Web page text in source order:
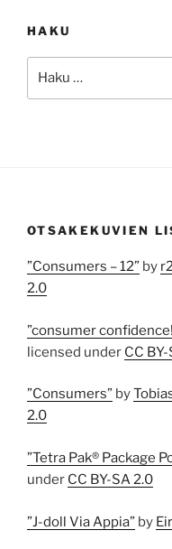
HAKU
OTSAKEKUVIEN
”Consumers – 12” by
2.0
”consumer
licensed under CC
”Consumers” by
2.0
”Tetra Pak® Package
under CC BY-SA 2.0
”J-doll Via Appia” by